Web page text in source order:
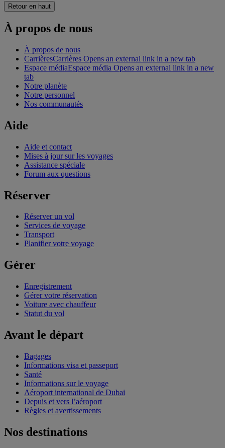
Retour en haut
À propos de nous
À propos de nous
CarrièresCarrières Opens an external link in a new tab
Espace médiaEspace média Opens an external link in a new
tab
Notre planète
Notre personnel
Nos communautés
Aide
Aide et contact
Mises à jour sur les voyages
Assistance spéciale
Forum aux questions
Réserver
Réserver un vol
Services de voyage
Transport
Planifier votre voyage
Gérer
Enregistrement
Gérer votre réservation
Voiture avec chauffeur
Statut du vol
Avant le départ
Bagages
Informations visa et passeport
Santé
Informations sur le voyage
Aéroport international de Dubai
Depuis et vers l’aéroport
Règles et avertissements
Nos destinations